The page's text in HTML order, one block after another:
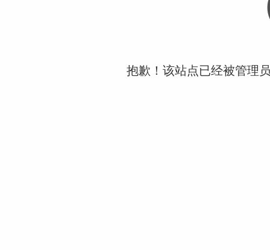
抱歉！该站点已经被管理